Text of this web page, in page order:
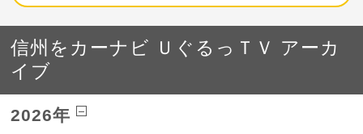
信州をカーナビ ＵぐるっＴＶ アーカ
イブ
2026年